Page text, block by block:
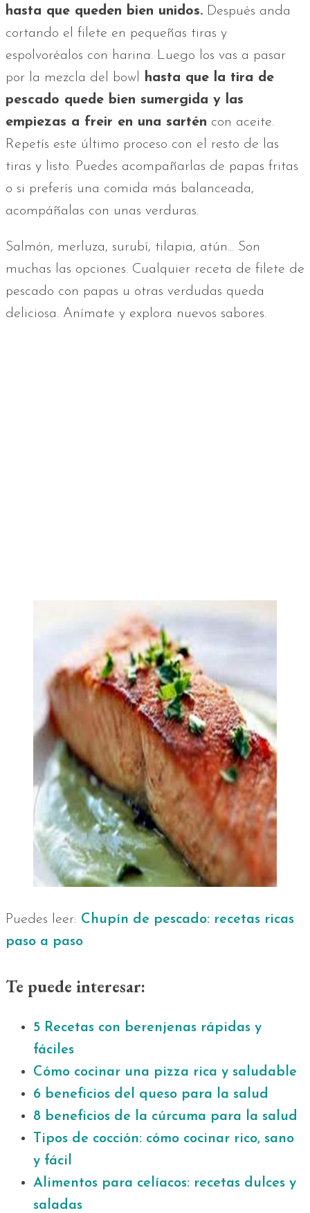
hasta que queden bien unidos. Después anda
cortando el filete en pequeñas tiras y
espolvoréalos con harina. Luego los vas a pasar
por la mezcla del bowl
hasta que la tira de
pescado quede bien sumergida y las
empiezas a freir en una sartén con aceite.
Repetís este último proceso con el resto de las
tiras y listo. Puedes acompañarlas de papas fritas
o si preferís una comida más balanceada,
acompáñalas con unas verduras.
Salmón, merluza, surubí, tilapia, atún... Son
muchas las opciones. Cualquier receta de filete de
pescado con papas u otras verdudas queda
deliciosa. Anímate y explora nuevos sabores.
Puedes leer: Chupín de pescado: recetas ricas
paso a paso
Te puede interesar:
5 Recetas con berenjenas rápidas y
fáciles
Cómo cocinar una pizza rica y saludable
6 beneficios del queso para la salud
8 beneficios de la cúrcuma para la salud
Tipos de cocción: cómo cocinar rico, sano
y fácil
Alimentos para celíacos: recetas dulces y
saladas